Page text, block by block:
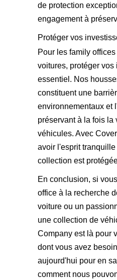
de protection
engagement à
Protéger vos
Pour les family
voitures, protéger
essentiel. Nos
constituent une
environnementaux et
préservant à la fois la
véhicules. Avec
avoir l'esprit
collection est
En conclusion, si
office à la recherche
voiture ou un
une collection de
Company est là pour
dont vous avez
aujourd'hui pour en
comment nous